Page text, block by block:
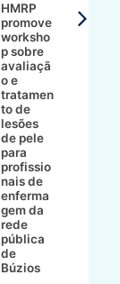
HMRP
promove
worksho
p sobre
avaliaçã
o e
tratamen
to de
lesões
de pele
para
profissio
nais de
enferma
gem da
rede
pública
de
Búzios